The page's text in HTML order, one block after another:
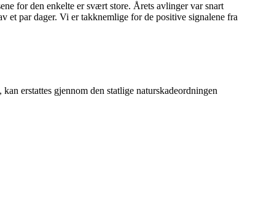
for den enkelte er svært store. Årets avlinger var snart
et par dager. Vi er takknemlige for de positive signalene fra
erstattes gjennom den statlige naturskadeordningen